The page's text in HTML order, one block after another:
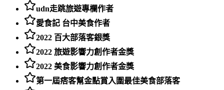
udn走跳旅遊專欄作者
愛食記 台中美食作者
2022 百大部落客銀獎
2022 旅遊影響力創作者金獎
2022 美食影響力創作者金獎
第一屆痞客幫金點賞入圍最佳美食部落客